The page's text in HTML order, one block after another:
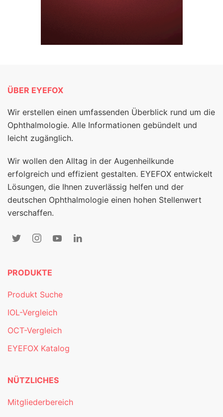
ÜBER EYEFOX
Wir erstellen einen umfassenden Überblick rund um die
Ophthalmologie. Alle Informationen gebündelt und
leicht zugänglich.
Wir wollen den Alltag in der Augenheilkunde
erfolgreich und effizient gestalten. EYEFOX entwickelt
Lösungen, die Ihnen zuverlässig helfen und der
deutschen Ophthalmologie einen hohen Stellenwert
verschaffen.
PRODUKTE
Produkt Suche
IOL-Vergleich
OCT-Vergleich
EYEFOX Katalog
NÜTZLICHES
Mitgliederbereich